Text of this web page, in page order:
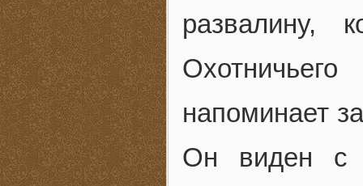
развалину,
напоминает
Он виден с